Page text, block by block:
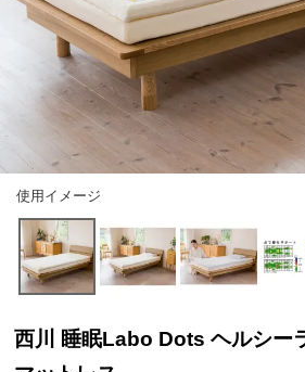
使用イメージ
西川 睡眠Labo Dots ヘルシー